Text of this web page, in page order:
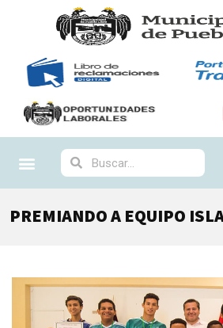
PREMIANDO A EQUIPO